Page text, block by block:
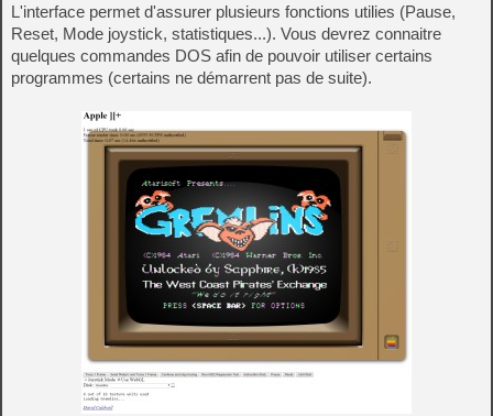
L'interface permet d'assurer plusieurs fonctions utilies (Pause,
Reset, Mode joystick, statistiques...). Vous devrez connaitre
quelques commandes DOS afin de pouvoir utiliser certains
programmes (certains ne démarrent pas de suite).